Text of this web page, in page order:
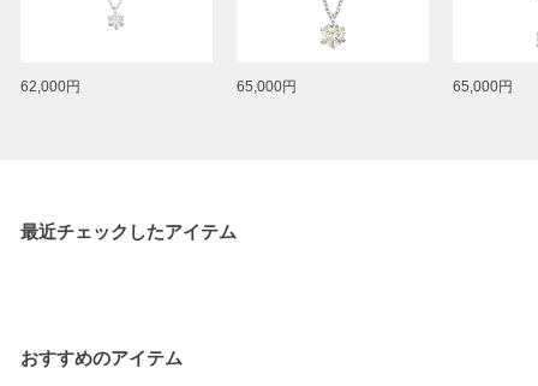
62,000円 65,000円 65,000円
最近チェックしたアイテム
おすすめのアイテム